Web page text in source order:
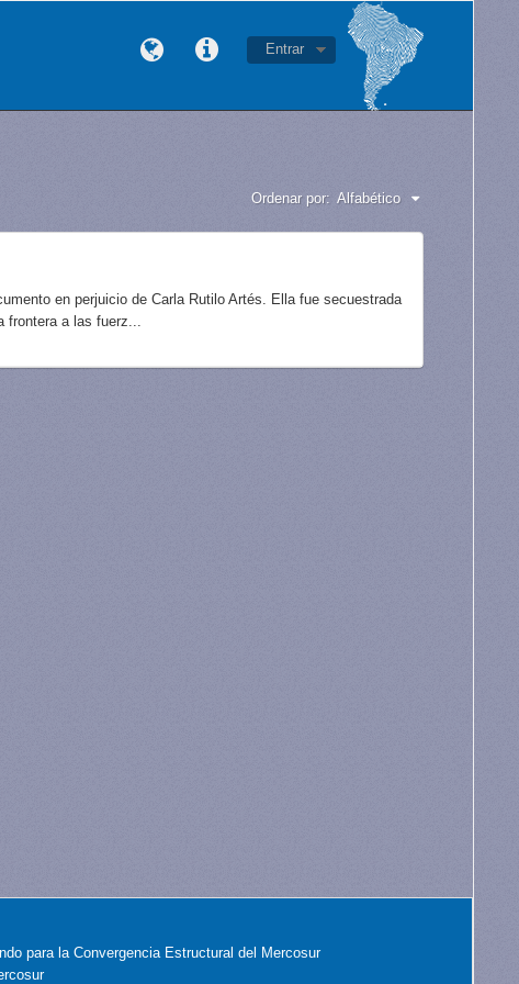
Entrar
Ordenar por: Alfabético
en perjuicio de Carla Rutilo Artés. Ella fue secuestrada
frontera a las fuerz...
para la Convergencia Estructural del Mercosur